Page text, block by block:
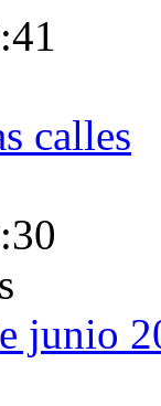
calles
junio